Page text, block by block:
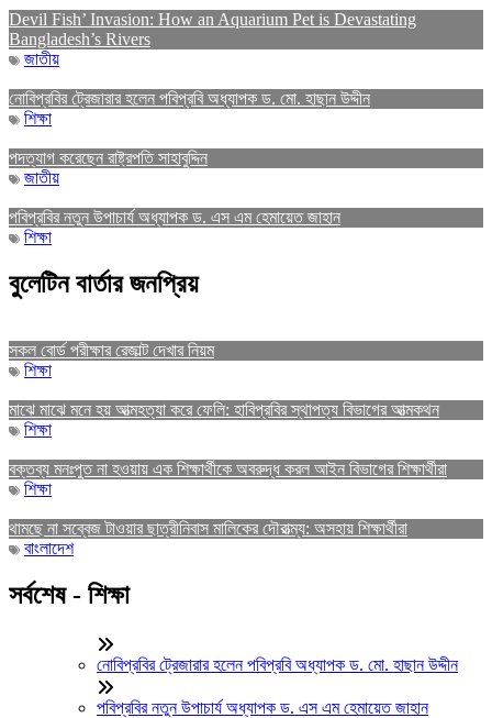
Devil Fish’ Invasion: How an Aquarium Pet is Devastating
Bangladesh’s Rivers
জাতীয়
নোবিপ্রবির ট্রেজারার হলেন পবিপ্রবি অধ্যাপক ড. মো. হাছান উদ্দীন
শিক্ষা
পদত্যাগ করেছেন রাষ্ট্রপতি সাহাবুদ্দিন
জাতীয়
পবিপ্রবির নতুন উপাচার্য অধ্যাপক ড. এস এম হেমায়েত জাহান
শিক্ষা
বুলেটিন বার্তার জনপ্রিয়
সকল বোর্ড পরীক্ষার রেজাল্ট দেখার নিয়ম
শিক্ষা
মাঝে মাঝে মনে হয় আত্মহত্যা করে ফেলি: হাবিপ্রবির স্থাপত্য বিভাগের আত্মকথন
শিক্ষা
বক্তব্য মনঃপুত না হওয়ায় এক শিক্ষার্থীকে অবরুদ্ধ করল আইন বিভাগের শিক্ষার্থীরা
শিক্ষা
থামছে না সব্বেজ টাওয়ার ছাত্রীনিবাস মালিকের দৌরাত্ম্য: অসহায় শিক্ষার্থীরা
বাংলাদেশ
সর্বশেষ - শিক্ষা
নোবিপ্রবির ট্রেজারার হলেন পবিপ্রবি অধ্যাপক ড. মো. হাছান উদ্দীন
পবিপ্রবির নতুন উপাচার্য অধ্যাপক ড. এস এম হেমায়েত জাহান